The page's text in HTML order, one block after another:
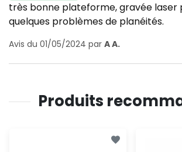
très bonne plateforme, gravée laser
quelques problèmes de planéités.
Avis du 01/05/2024 par A A.
Produits